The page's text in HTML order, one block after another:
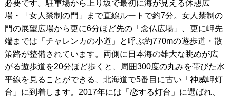
必要です。駐車場から上り坂で最初に海が見える休憩広
場・「女人禁制の門」まで直線ルートで約7分。女人禁制の
門の展望広場から更に6分ほど先の「念仏広場」、更に岬先
端までは「チャレンカの小道」と呼ぶ約770mの遊歩道・散
策路が整備されています。両側に日本海の雄大な眺めが広
がる遊歩道を20分ほど歩くと、周囲300度の丸みを帯びた水
平線を見ることができる、北海道で5番目に古い「神威岬灯
台」に到着します。2017年には「恋する灯台」に選ばれ、